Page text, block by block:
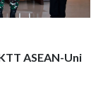
ASEAN-Uni